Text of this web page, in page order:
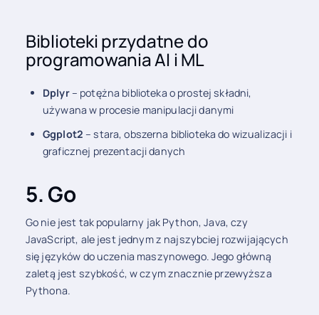
Biblioteki przydatne do
programowania AI i ML
Dplyr– potężna biblioteka o prostej składni,
używana w procesie manipulacji danymi
Ggplot2 – stara, obszerna biblioteka do wizualizacji i
graficznej prezentacji danych
5. Go
Go nie jest tak popularny jak Python, Java, czy
JavaScript, ale jest jednym z najszybciej rozwijających
się języków do uczenia maszynowego. Jego główną
zaletą jest szybkość, w czym znacznie przewyższa
Pythona.